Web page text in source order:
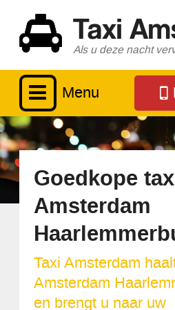
Taxi
Als u deze nacht
Menu
Goedkope
Amsterdam
Taxi Amsterdam
Amsterdam
en brengt u naar uw